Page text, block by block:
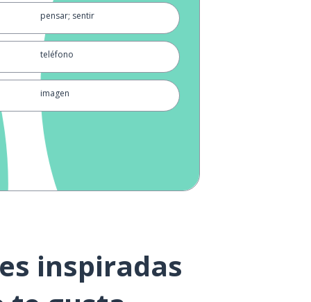
pensar; sentir
teléfono
imagen
blanco; blanca
flotar
inspiradas